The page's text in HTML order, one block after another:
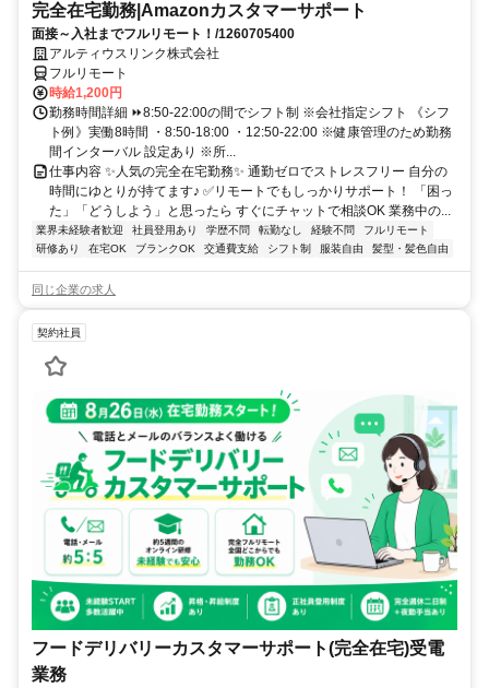
完全在宅勤務|Amazonカスタマーサポート
面接～入社までフルリモート！/1260705400
アルティウスリンク株式会社
フルリモート
時給1,200円
勤務時間詳細 ⏩8:50-22:00の間でシフト制 ※会社指定シフト 《シフ
ト例》実働8時間 ・8:50-18:00 ・12:50-22:00 ※健康管理のため勤務
間インターバル 設定あり ※所...
仕事内容 ✨人気の完全在宅勤務✨ 通勤ゼロでストレスフリー 自分の
時間にゆとりが持てます♪ ✅リモートでもしっかりサポート！ 「困っ
た」「どうしよう」と思ったら すぐにチャットで相談OK 業務中の...
業界未経験者歓迎 社員登用あり 学歴不問 転勤なし 経験不問
フルリモート
研修あり
在宅OK ブランクOK 交通費支給 シフト制 服装自由 髪型・髪色自由
同じ企業の求人
契約社員
フードデリバリーカスタマーサポート(完全在宅)受電
業務